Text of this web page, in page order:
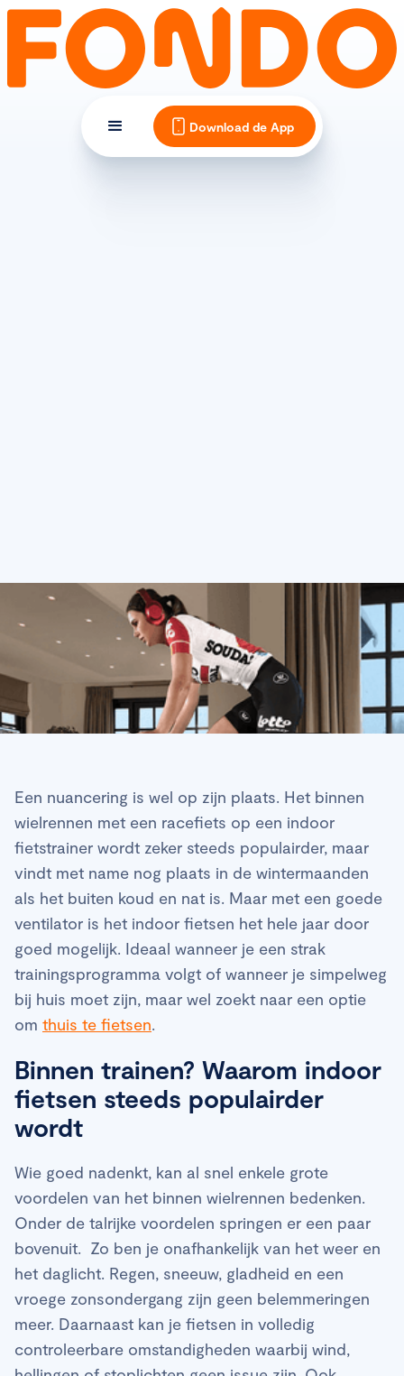
Download de App
Een nuancering is wel op zijn plaats. Het binnen
wielrennen met een racefiets op een indoor
fietstrainer wordt zeker steeds populairder, maar
vindt met name nog plaats in de wintermaanden
als het buiten koud en nat is. Maar met een goede
ventilator is het indoor fietsen het hele jaar door
goed mogelijk. Ideaal wanneer je een strak
trainingsprogramma volgt of wanneer je simpelweg
bij huis moet zijn, maar wel zoekt naar een optie
om thuis te fietsen.
Binnen trainen? Waarom indoor
fietsen steeds populairder
wordt
Wie goed nadenkt, kan al snel enkele grote
voordelen van het binnen wielrennen bedenken.
Onder de talrijke voordelen springen er een paar
bovenuit. Zo ben je onafhankelijk van het weer en
het daglicht. Regen, sneeuw, gladheid en een
vroege zonsondergang zijn geen belemmeringen
meer. Daarnaast kan je fietsen in volledig
controleerbare omstandigheden waarbij wind,